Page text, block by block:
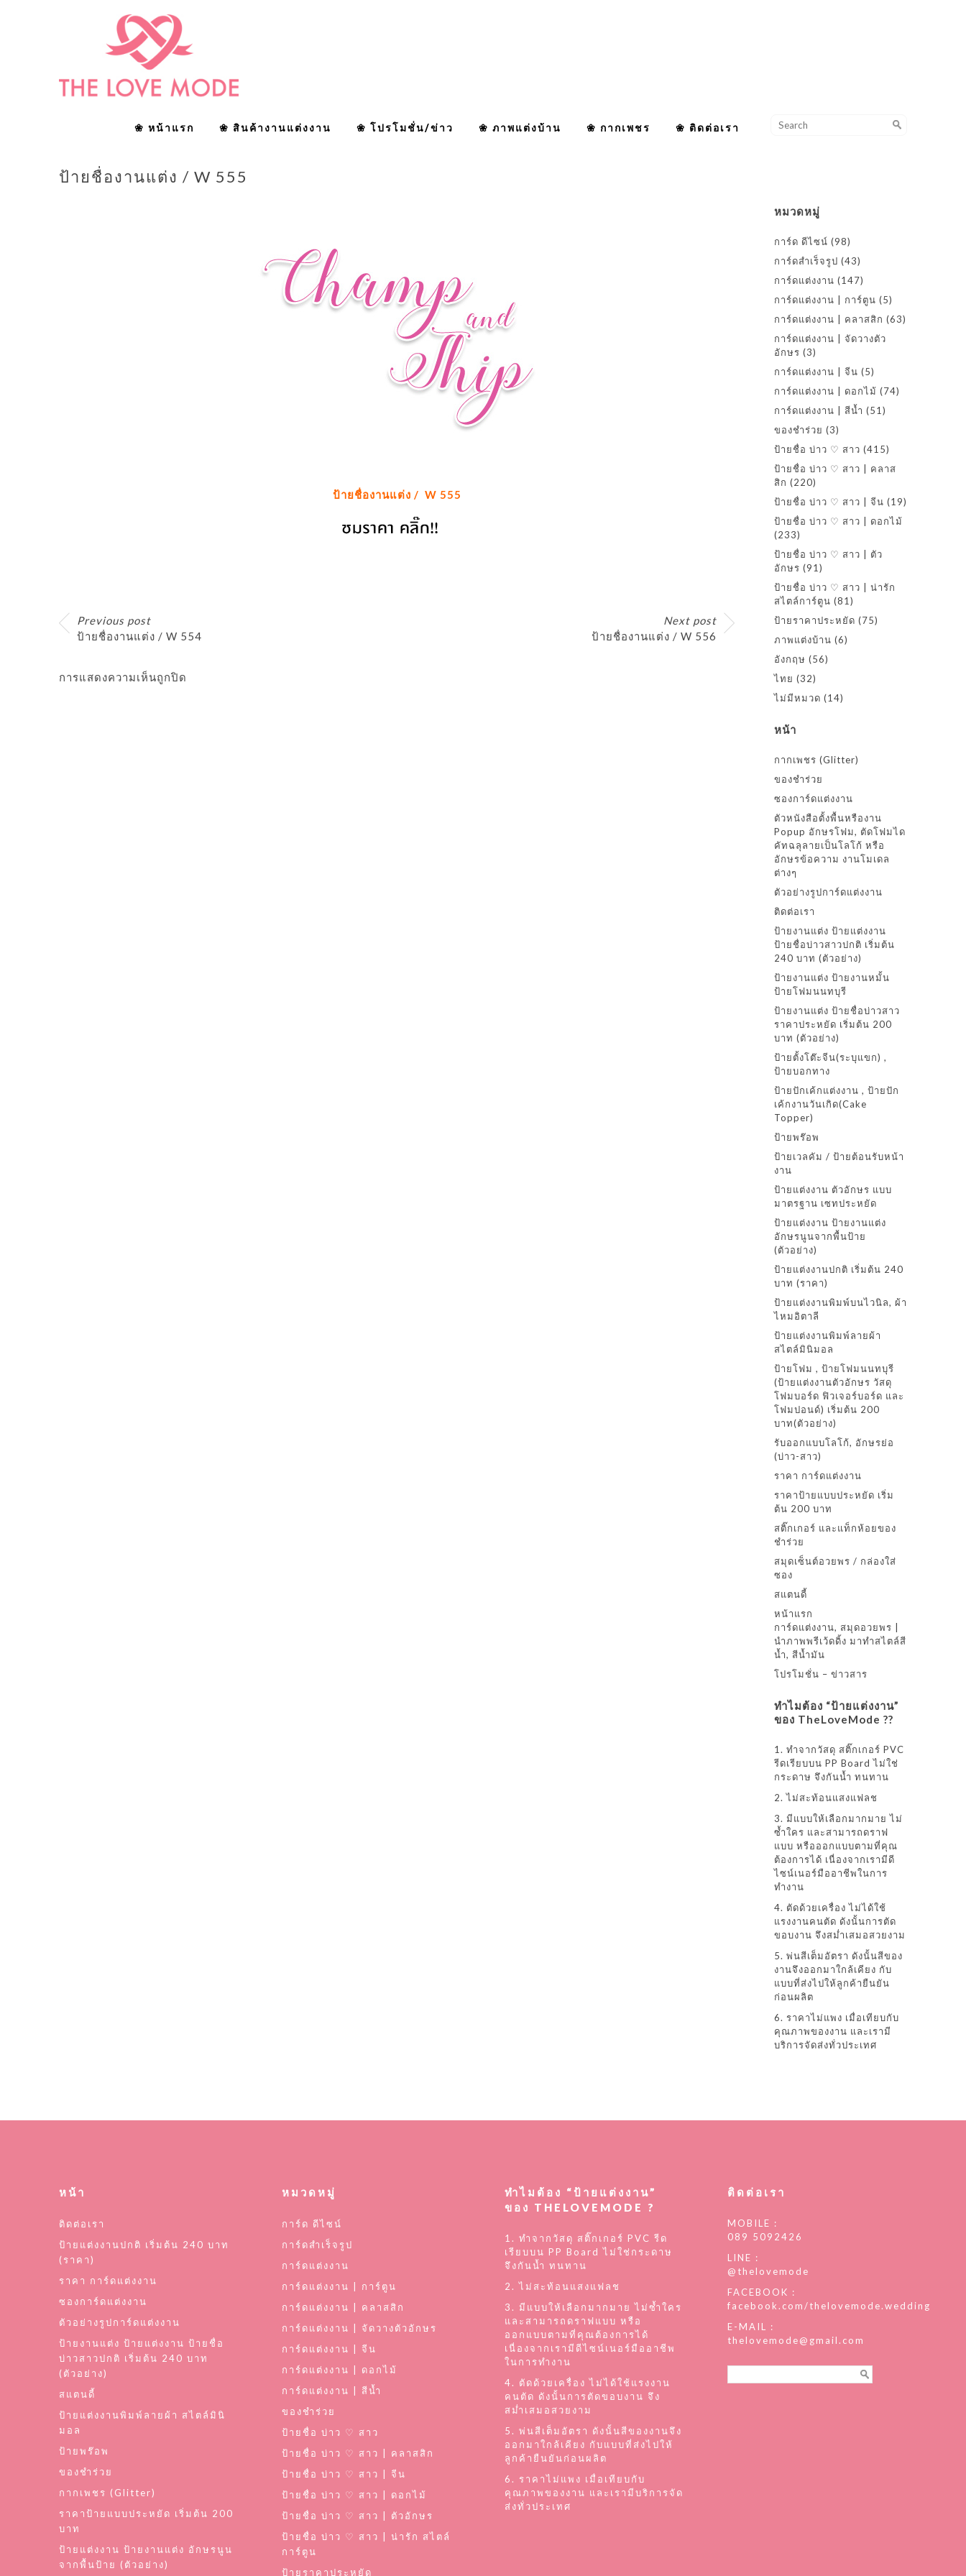
❀ หน้าแรก ❀ สินค้างานแต่งงาน ❀ โปรโมชั่น/ข่าว ❀ ภาพแต่งบ้าน ❀ กากเพชร ❀ ติดต่อเรา
ป้ายชื่องานแต่ง / W 555
ป้ายชื่องานแต่ง / W 555
Previous post
ป้ายชื่องานแต่ง / W 554
Next post
ป้ายชื่องานแต่ง / W 556
การแสดงความเห็นถูกปิด
หมวดหมู่
การ์ด ดีไซน์ (98)
การ์ดสำเร็จรูป (43)
การ์ดแต่งงาน (147)
การ์ดแต่งงาน | การ์ตูน (5)
การ์ดแต่งงาน | คลาสสิก (63)
การ์ดแต่งงาน | จัดวางตัว
อักษร (3)
การ์ดแต่งงาน | จีน (5)
การ์ดแต่งงาน | ดอกไม้ (74)
การ์ดแต่งงาน | สีน้ำ (51)
ของชำร่วย (3)
ป้ายชื่อ บ่าว ♡ สาว (415)
ป้ายชื่อ บ่าว ♡ สาว | คลาส
สิก (220)
ป้ายชื่อ บ่าว ♡ สาว | จีน (19)
ป้ายชื่อ บ่าว ♡ สาว | ดอกไม้
(233)
ป้ายชื่อ บ่าว ♡ สาว | ตัว
อักษร (91)
ป้ายชื่อ บ่าว ♡ สาว | น่ารัก
สไตล์การ์ตูน (81)
ป้ายราคาประหยัด (75)
ภาพแต่งบ้าน (6)
อังกฤษ (56)
ไทย (32)
ไม่มีหมวด (14)
หน้า
กากเพชร (Glitter)
ของชำร่วย
ซองการ์ดแต่งงาน
ตัวหนังสือตั้งพื้นหรืองาน
Popup อักษรโฟม, ตัดโฟมได
คัทฉลุลายเป็นโลโก้ หรือ
อักษรข้อความ งานโมเดล
ต่างๆ
ตัวอย่างรูปการ์ดแต่งงาน
ติดต่อเรา
ป้ายงานแต่ง ป้ายแต่งงาน
ป้ายชื่อบ่าวสาวปกติ เริ่มต้น
240 บาท (ตัวอย่าง)
ป้ายงานแต่ง ป้ายงานหมั้น
ป้ายโฟมนนทบุรี
ป้ายงานแต่ง ป้ายชื่อบ่าวสาว
ราคาประหยัด เริ่มต้น 200
บาท (ตัวอย่าง)
ป้ายตั้งโต๊ะจีน(ระบุแขก) ,
ป้ายบอกทาง
ป้ายปักเค้กแต่งงาน , ป้ายปัก
เค้กงานวันเกิด(Cake
Topper)
ป้ายพร๊อพ
ป้ายเวลคัม / ป้ายต้อนรับหน้า
งาน
ป้ายแต่งงาน ตัวอักษร แบบ
มาตรฐาน เซทประหยัด
ป้ายแต่งงาน ป้ายงานแต่ง
อักษรนูนจากพื้นป้าย
(ตัวอย่าง)
ป้ายแต่งงานปกติ เริ่มต้น 240
บาท (ราคา)
ป้ายแต่งงานพิมพ์บนไวนิล, ผ้า
ไหมอิตาลี
ป้ายแต่งงานพิมพ์ลายผ้า
สไตล์มินิมอล
ป้ายโฟม , ป้ายโฟมนนทบุรี
(ป้ายแต่งงานตัวอักษร วัสดุ
โฟมบอร์ด ฟิวเจอร์บอร์ด และ
โฟมปอนด์) เริ่มต้น 200
บาท(ตัวอย่าง)
รับออกแบบโลโก้, อักษรย่อ
(บ่าว-สาว)
ราคา การ์ดแต่งงาน
ราคาป้ายแบบประหยัด เริ่ม
ต้น 200 บาท
สติ๊กเกอร์ และแท็กห้อยของ
ชำร่วย
สมุดเซ็นต์อวยพร / กล่องใส่
ซอง
สแตนดี้
หน้าแรก
การ์ดแต่งงาน, สมุดอวยพร |
นำภาพพรีเว้ดดิ้ง มาทำสไตล์สี
น้ำ, สีน้ำมัน
โปรโมชั่น – ข่าวสาร
ทำไมต้อง “ป้ายแต่งงาน”
ของ TheLoveMode ??
1. ทำจากวัสดุ สติ๊กเกอร์ PVC
รีดเรียบบน PP Board ไม่ใช่
กระดาษ จึงกันน้ำ ทนทาน
2. ไม่สะท้อนแสงแฟลช
3. มีแบบให้เลือกมากมาย ไม่
ซ้ำใคร และสามารถดราฟ
แบบ หรือออกแบบตามที่คุณ
ต้องการได้ เนื่องจากเรามีดี
ไซน์เนอร์มืออาชีพในการ
ทำงาน
4. ตัดด้วยเครื่อง ไม่ได้ใช้
แรงงานคนตัด ดังนั้นการตัด
ขอบงาน จึงสม่ำเสมอสวยงาม
5. พ่นสีเต็มอัตรา ดังนั้นสีของ
งานจึงออกมาใกล้เคียง กับ
แบบที่ส่งไปให้ลูกค้ายืนยัน
ก่อนผลิต
6. ราคาไม่แพง เมื่อเทียบกับ
คุณภาพของงาน และเรามี
บริการจัดส่งทั่วประเทศ
หน้า
ติดต่อเรา
ป้ายแต่งงานปกติ เริ่มต้น 240 บาท
(ราคา)
ราคา การ์ดแต่งงาน
ซองการ์ดแต่งงาน
ตัวอย่างรูปการ์ดแต่งงาน
ป้ายงานแต่ง ป้ายแต่งงาน ป้ายชื่อ
บ่าวสาวปกติ เริ่มต้น 240 บาท
(ตัวอย่าง)
สแตนดี้
ป้ายแต่งงานพิมพ์ลายผ้า สไตล์มินิ
มอล
ป้ายพร๊อพ
ของชำร่วย
กากเพชร (Glitter)
ราคาป้ายแบบประหยัด เริ่มต้น 200
บาท
ป้ายแต่งงาน ป้ายงานแต่ง อักษรนูน
จากพื้นป้าย (ตัวอย่าง)
หมวดหมู่
การ์ด ดีไซน์
การ์ดสำเร็จรูป
การ์ดแต่งงาน
การ์ดแต่งงาน | การ์ตูน
การ์ดแต่งงาน | คลาสสิก
การ์ดแต่งงาน | จัดวางตัวอักษร
การ์ดแต่งงาน | จีน
การ์ดแต่งงาน | ดอกไม้
การ์ดแต่งงาน | สีน้ำ
ของชำร่วย
ป้ายชื่อ บ่าว ♡ สาว
ป้ายชื่อ บ่าว ♡ สาว | คลาสสิก
ป้ายชื่อ บ่าว ♡ สาว | จีน
ป้ายชื่อ บ่าว ♡ สาว | ดอกไม้
ป้ายชื่อ บ่าว ♡ สาว | ตัวอักษร
ป้ายชื่อ บ่าว ♡ สาว | น่ารัก สไตล์
การ์ตูน
ป้ายราคาประหยัด
ทำไมต้อง “ป้ายแต่งงาน”
ของ THELOVEMODE ?
1. ทำจากวัสดุ สติ๊กเกอร์ PVC รีด
เรียบบน PP Board ไม่ใช่กระดาษ
จึงกันน้ำ ทนทาน
2. ไม่สะท้อนแสงแฟลช
3. มีแบบให้เลือกมากมาย ไม่ซ้ำใคร
และสามารถดราฟแบบ หรือ
ออกแบบตามที่คุณต้องการได้
เนื่องจากเรามีดีไซน์เนอร์มืออาชีพ
ในการทำงาน
4. ตัดด้วยเครื่อง ไม่ได้ใช้แรงงาน
คนตัด ดังนั้นการตัดขอบงาน จึง
สม่ำเสมอสวยงาม
5. พ่นสีเต็มอัตรา ดังนั้นสีของงานจึง
ออกมาใกล้เคียง กับแบบที่ส่งไปให้
ลูกค้ายืนยันก่อนผลิต
6. ราคาไม่แพง เมื่อเทียบกับ
คุณภาพของงาน และเรามีบริการจัด
ส่งทั่วประเทศ
ติดต่อเรา
MOBILE :
089 5092426
LINE :
@thelovemode
FACEBOOK :
facebook.com/thelovemode.wedding
E-MAIL :
thelovemode@gmail.com